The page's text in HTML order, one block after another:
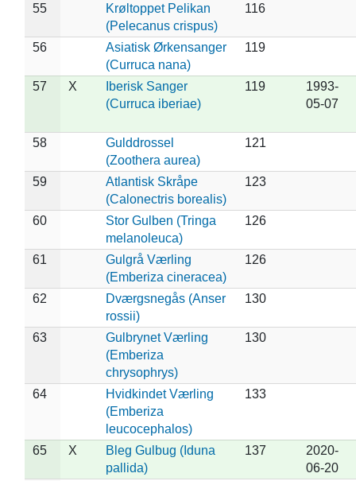
55
Krøltoppet Pelikan
(Pelecanus crispus)
116
56
Asiatisk Ørkensanger
(Curruca nana)
119
57 X
Iberisk Sanger
(Curruca iberiae)
119
1993-
05-07
58
Gulddrossel
(Zoothera aurea)
121
59
Atlantisk Skråpe
(Calonectris borealis)
123
60
Stor Gulben (Tringa
melanoleuca)
126
61
Gulgrå Værling
(Emberiza cineracea)
126
62
Dværgsnegås (Anser
rossii)
130
63
Gulbrynet Værling
(Emberiza
chrysophrys)
130
64
Hvidkindet Værling
(Emberiza
leucocephalos)
133
65 X
Bleg Gulbug (Iduna
pallida)
137
2020-
06-20